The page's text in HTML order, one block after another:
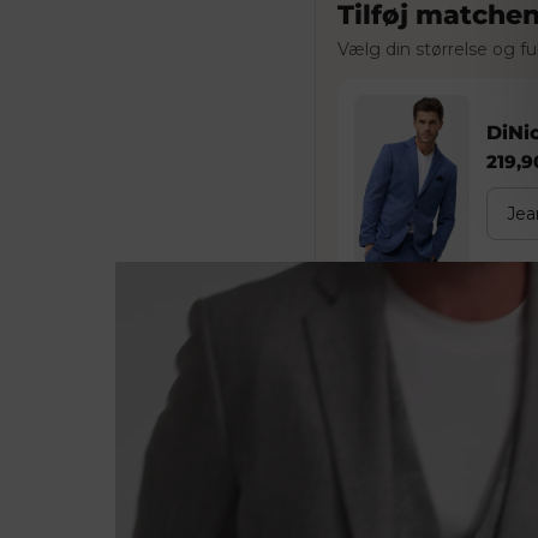
Tilføj
Vælg din størrelse og
Top og bukser kan vælges